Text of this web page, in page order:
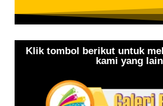
Klik tombol berikut untuk
kami yang